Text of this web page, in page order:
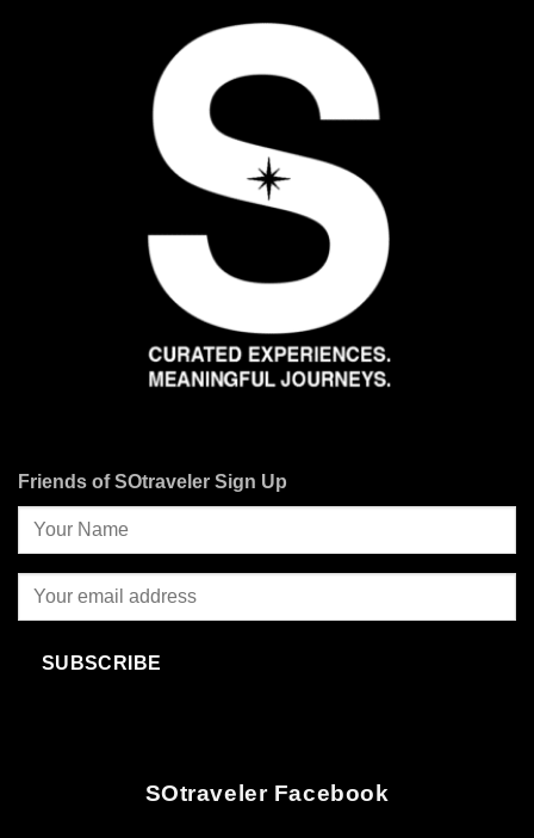
Friends of SOtraveler Sign Up
SUBSCRIBE
SOtraveler Facebook